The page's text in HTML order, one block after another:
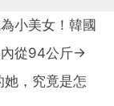
小美女！韓國
內從94公斤→
，究竟是怎